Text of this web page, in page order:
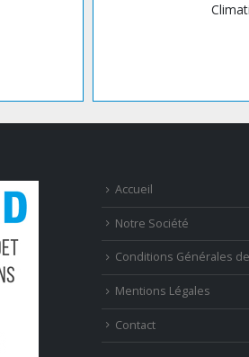
Accueil
Notre Société
Conditions Générales
Mentions Légales
Contact